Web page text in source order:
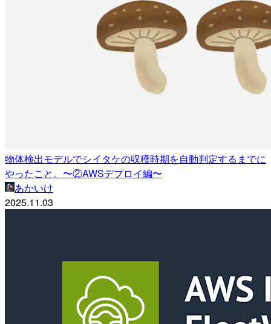
物体検出モデルでシイタケの収穫時期を自動判定するまでに
やったこと。〜②AWSデプロイ編〜
あかいけ
2025.11.03